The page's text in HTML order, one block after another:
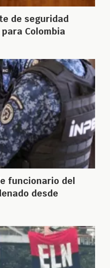
de seguridad
Colombia
funcionario del
desde